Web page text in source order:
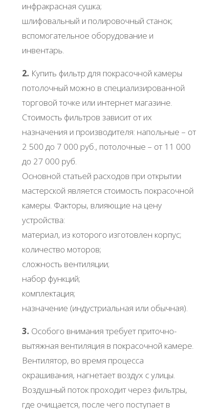
инфракрасная сушка;
шлифовальный и полировочный станок;
вспомогательное оборудование и
инвентарь.
2. Купить фильтр для покрасочной камеры
потолочный можно в специализированной
торговой точке или интернет магазине.
Стоимость фильтров зависит от их
назначения и производителя: напольные – от
2 500 до 7 000 руб., потолочные – от 11 000
до 27 000 руб.
Основной статьей расходов при открытии
мастерской является стоимость покрасочной
камеры. Факторы, влияющие на цену
устройства:
материал, из которого изготовлен корпус;
количество моторов;
сложность вентиляции;
набор функций;
комплектация;
назначение (индустриальная или обычная).
3. Особого внимания требует приточно-
вытяжная вентиляция в покрасочной камере.
Вентилятор, во время процесса
окрашивания, нагнетает воздух с улицы.
Воздушный поток проходит через фильтры,
где очищается, после чего поступает в